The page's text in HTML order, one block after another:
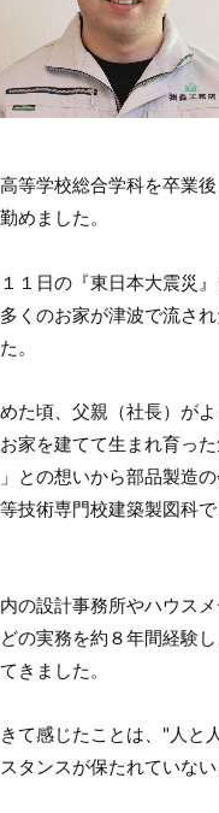
等学校総合学科を卒業
めました。
１日の『東日本大震災
くのお家が津波で流さ
。
た頃、父親（社長）が
家を建てて生まれ育っ
との想いから部品製造
技術専門校建築製図科
の設計事務所やハウス
の実務を約８年間経験
きました。
て感じたことは、"人と
タンスが保たれていな